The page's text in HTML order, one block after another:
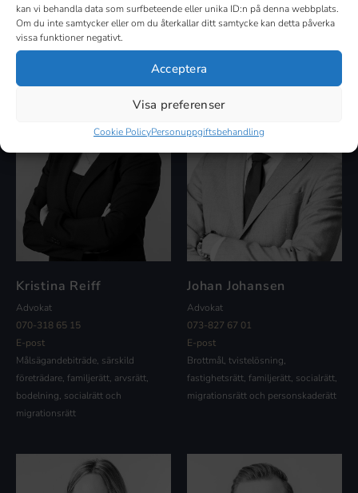
kan vi behandla data som surfbeteende eller unika ID:n på denna webbplats.
Om du inte samtycker eller om du återkallar ditt samtycke kan detta påverka
vissa funktioner negativt.
Acceptera
Visa preferenser
Cookie PolicyPersonuppgiftsbehandling
Kristina Reiff
Advokat
070-318 65 15
E-post
Målsägandebiträde, särskild
företrädare, familjerätt, arvsrätt,
bodelning, socialrätt och
migrationsrätt
Johan Johansen
Advokat
073-827 67 01
E-post
Brottmål, tvistelösning,
fastighetsrätt, familjerätt, socialrätt,
migrationsrätt och personskaderätt